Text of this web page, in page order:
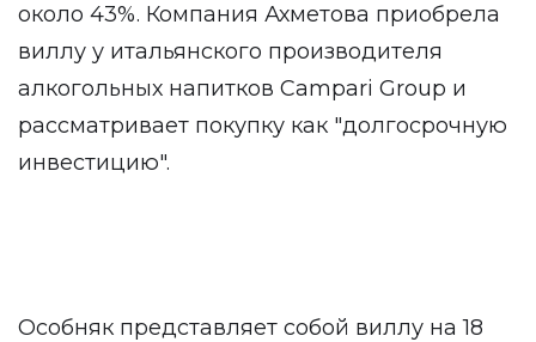
около 43%. Компания Ахметова приобрела
виллу у итальянского производителя
алкогольных напитков Campari Group и
рассматривает покупку как "долгосрочную
инвестицию".
Особняк представляет собой виллу на 18